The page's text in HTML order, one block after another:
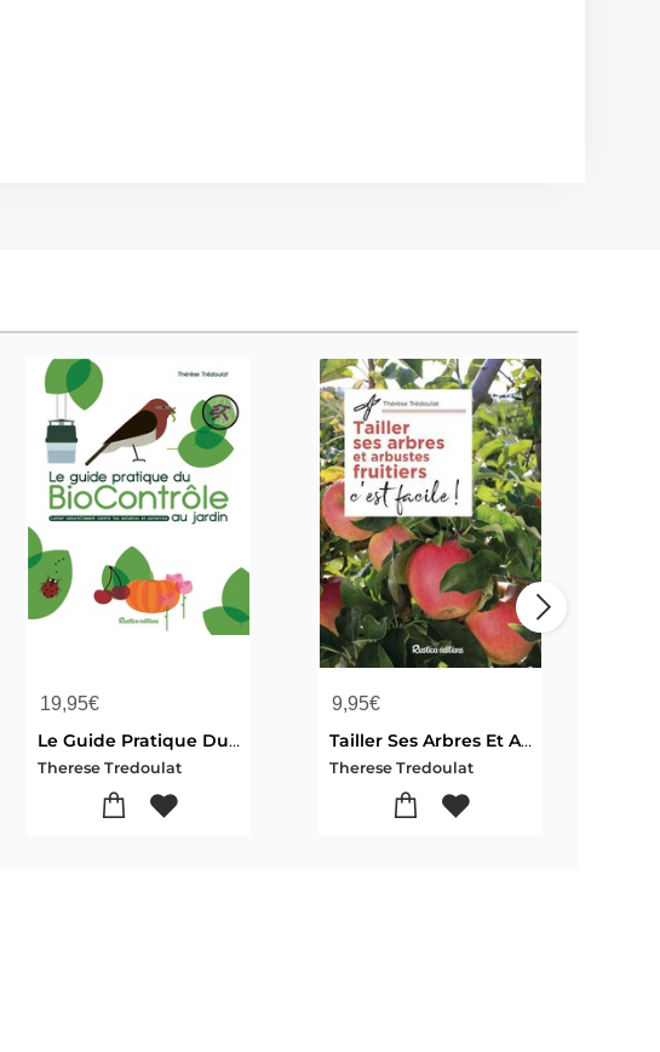
19,95€
Le Guide Pratique Du Biocontrole Au Jardin : Soigner Maladies Et Parasites Sans Pesticides
Therese Tredoulat
9,95€
Tailler Ses Arbres Et Arbustes Fruitiers, C'est Facile !
Therese Tredoulat